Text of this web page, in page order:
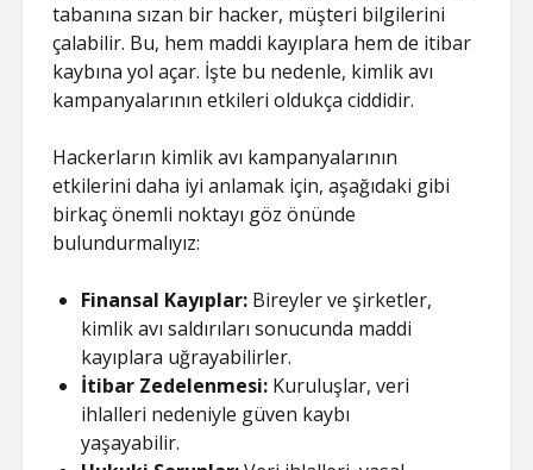
tabanına sızan bir hacker, müşteri bilgilerini
çalabilir. Bu, hem maddi kayıplara hem de itibar
kaybına yol açar. İşte bu nedenle, kimlik avı
kampanyalarının etkileri oldukça ciddidir.
Hackerların kimlik avı kampanyalarının
etkilerini daha iyi anlamak için, aşağıdaki gibi
birkaç önemli noktayı göz önünde
bulundurmalıyız:
Finansal Kayıplar: Bireyler ve şirketler,
kimlik avı saldırıları sonucunda maddi
kayıplara uğrayabilirler.
İtibar Zedelenmesi: Kuruluşlar, veri
ihlalleri nedeniyle güven kaybı
yaşayabilir.